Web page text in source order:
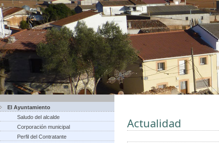
El Ayuntamiento
Saludo del alcalde
Corporación municipal
Perfil del Contratante
Actualidad